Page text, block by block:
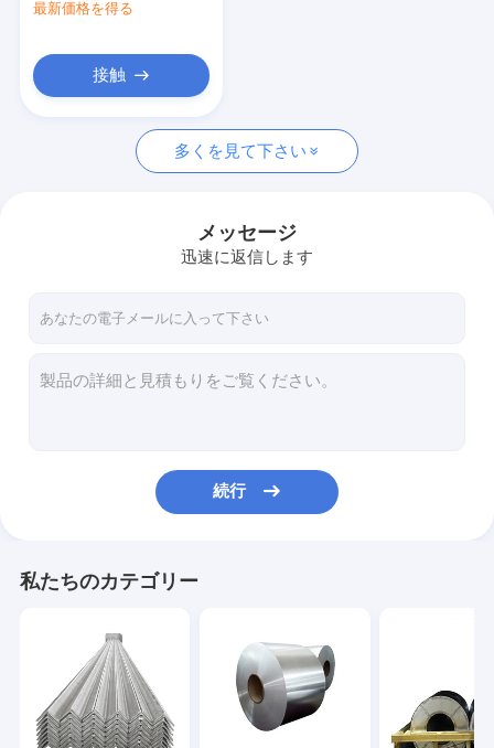
炭素鋼の角度棒
炭素鋼のストライプ
炭素鋼シートの版
炭素鋼のフラット バー
炭素鋼Hのビーム
最新価格を得る
接触
多くを見て下さい
メッセージ
迅速に返信します
続行
私たちのカテゴリー